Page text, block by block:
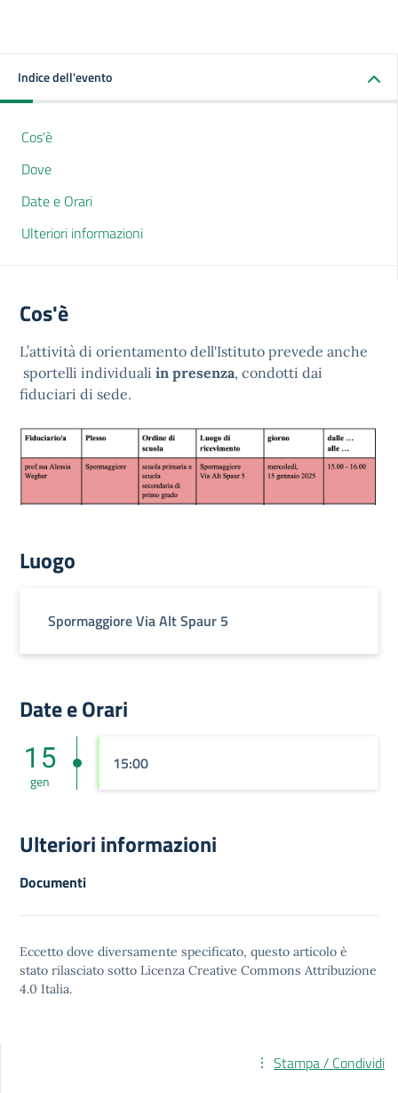
Indice dell'evento
Cos'è
Dove
Date e Orari
Ulteriori informazioni
Cos'è
L’attività di orientamento dell'Istituto prevede anche
sportelli individuali in presenza, condotti dai
fiduciari di sede.
Luogo
Spormaggiore Via Alt Spaur 5
Date e Orari
15
gen
15:00
Ulteriori informazioni
Documenti
Eccetto dove diversamente specificato, questo articolo è
stato rilasciato sotto Licenza Creative Commons Attribuzione
4.0 Italia.
Stampa / Condividi